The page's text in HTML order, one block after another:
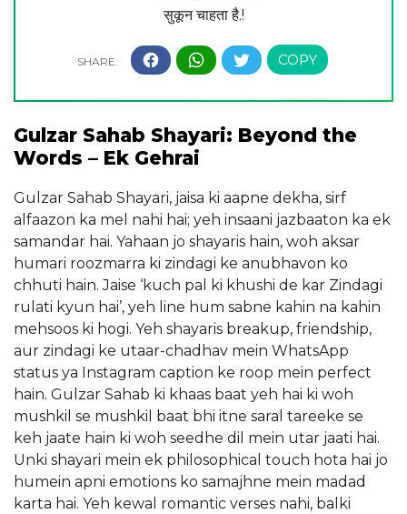
सुकून चाहता है.!
Gulzar Sahab Shayari: Beyond the
Words – Ek Gehrai
Gulzar Sahab Shayari, jaisa ki aapne dekha, sirf
alfaazon ka mel nahi hai; yeh insaani jazbaaton ka ek
samandar hai. Yahaan jo shayaris hain, woh aksar
humari roozmarra ki zindagi ke anubhavon ko
chhuti hain. Jaise ‘kuch pal ki khushi de kar Zindagi
rulati kyun hai’, yeh line hum sabne kahin na kahin
mehsoos ki hogi. Yeh shayaris breakup, friendship,
aur zindagi ke utaar-chadhav mein WhatsApp
status ya Instagram caption ke roop mein perfect
hain. Gulzar Sahab ki khaas baat yeh hai ki woh
mushkil se mushkil baat bhi itne saral tareeke se
keh jaate hain ki woh seedhe dil mein utar jaati hai.
Unki shayari mein ek philosophical touch hota hai jo
humein apni emotions ko samajhne mein madad
karta hai. Yeh kewal romantic verses nahi, balki